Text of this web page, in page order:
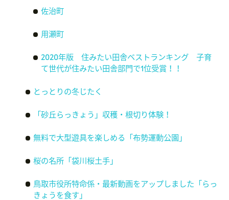
佐治町
用瀬町
2020年版 住みたい田舎ベストランキング 子育
て世代が住みたい田舎部門で1位受賞！！
とっとりの冬じたく
「砂丘らっきょう」収穫・根切り体験！
無料で大型遊具を楽しめる「布勢運動公園」
桜の名所「袋川桜土手」
鳥取市役所特命係・最新動画をアップしました「らっ
きょうを食す」